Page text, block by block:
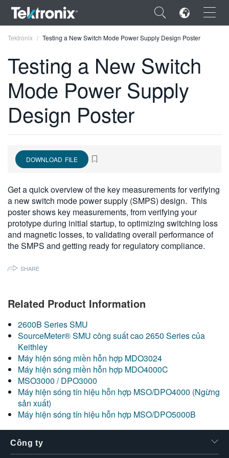
×
ENGLISH
FRANÇAIS
VIỆT NAM
日本語
한국어
繁體中文
Tektronix Testing a New Switch Mode Power Supply Design Poster
Testing a New Switch
Mode Power Supply
Design Poster
DOWNLOAD FILE
Get a quick overview of the key measurements for verifying
a new switch mode power supply (SMPS) design. This
poster shows key measurements, from verifying your
prototype during initial startup, to optimizing switching loss
and magnetic losses, to validating overall performance of
the SMPS and getting ready for regulatory compliance.
SHARE
Related Product Information
2600B Series SMU
SourceMeter® SMU công suất cao 2650 Series của
Keithley
Máy hiện sóng miền hỗn hợp MDO3024
Máy hiện sóng miền hỗn hợp MDO4000C
MSO3000 / DPO3000
Máy hiện sóng tín hiệu hỗn hợp MSO/DPO4000 (Ngừng
sản xuất)
Máy hiện sóng tín hiệu hỗn hợp MSO/DPO5000B
Công ty